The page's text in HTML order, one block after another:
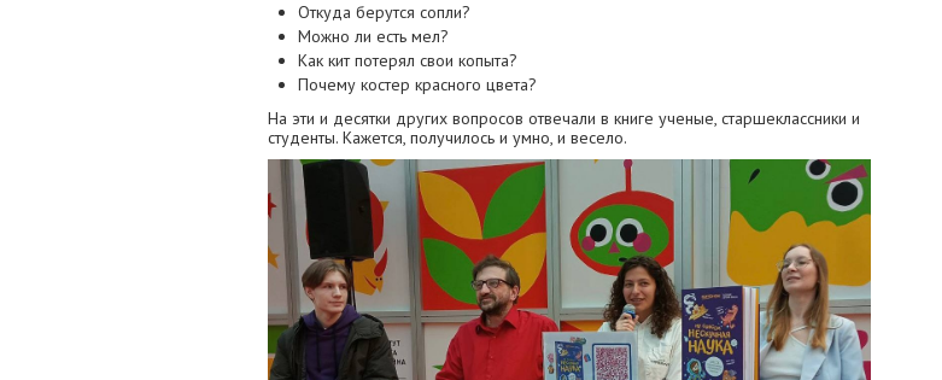
Откуда берутся сопли?
Можно ли есть мел?
Как кит потерял свои копыта?
Почему костер красного цвета?
На эти и десятки других вопросов отвечали в книге ученые, старшеклассники и
студенты. Кажется, получилось и умно, и весело.